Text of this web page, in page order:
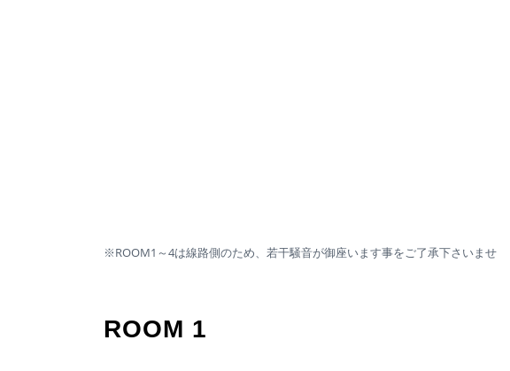
※ROOM1～4は線路側のため、若干騒音が御座います事をご了承下さいませ
ROOM 1